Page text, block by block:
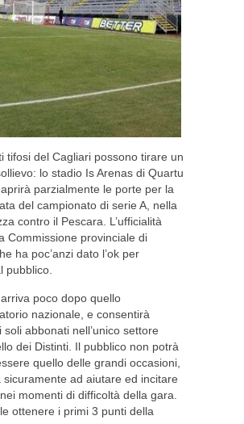
tifosi del Cagliari possono tirare un
lo stadio Is Arenas di Quartu
aprirà parzialmente le porte per la
del campionato di serie A, nella
contro il Pescara. L’ufficialità
Commissione provinciale di
ha poc’anzi dato l’ok per
pubblico.
poco dopo quello
nazionale, e consentirà
soli abbonati nell’unico settore
dei Distinti. Il pubblico non potrà
quello delle grandi occasioni,
sicuramente ad aiutare ed incitare
momenti di difficoltà della gara.
ottenere i primi 3 punti della